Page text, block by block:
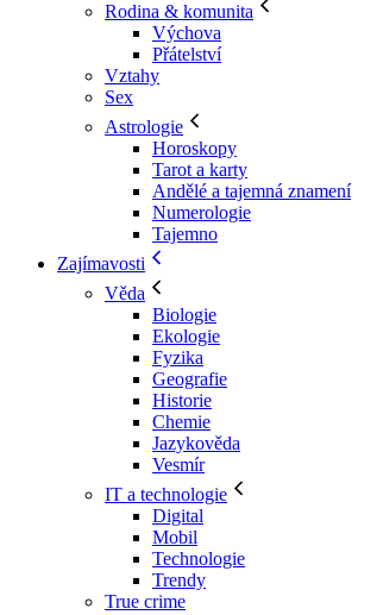
Rodina & komunita
Výchova
Přátelství
Vztahy
Sex
Astrologie
Horoskopy
Tarot a karty
Andělé a tajemná znamení
Numerologie
Tajemno
Zajímavosti
Věda
Biologie
Ekologie
Fyzika
Geografie
Historie
Chemie
Jazykověda
Vesmír
IT a technologie
Digital
Mobil
Technologie
Trendy
True crime